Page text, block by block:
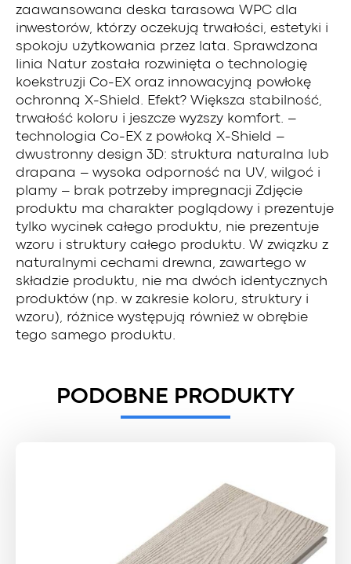
zaawansowana deska tarasowa WPC dla
inwestorów, którzy oczekują trwałości, estetyki i
spokoju użytkowania przez lata. Sprawdzona
linia Natur została rozwinięta o technologię
koekstruzji Co-EX oraz innowacyjną powłokę
ochronną X-Shield. Efekt? Większa stabilność,
trwałość koloru i jeszcze wyższy komfort. –
technologia Co-EX z powłoką X-Shield –
dwustronny design 3D: struktura naturalna lub
drapana – wysoka odporność na UV, wilgoć i
plamy – brak potrzeby impregnacji Zdjęcie
produktu ma charakter poglądowy i prezentuje
tylko wycinek całego produktu, nie prezentuje
wzoru i struktury całego produktu. W związku z
naturalnymi cechami drewna, zawartego w
składzie produktu, nie ma dwóch identycznych
produktów (np. w zakresie koloru, struktury i
wzoru), różnice występują również w obrębie
tego samego produktu.
PODOBNE PRODUKTY